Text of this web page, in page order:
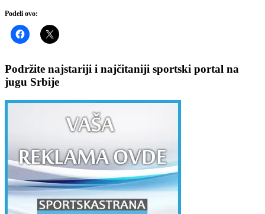
Podeli ovo:
Podržite najstariji i najčitaniji sportski portal na
jugu Srbije